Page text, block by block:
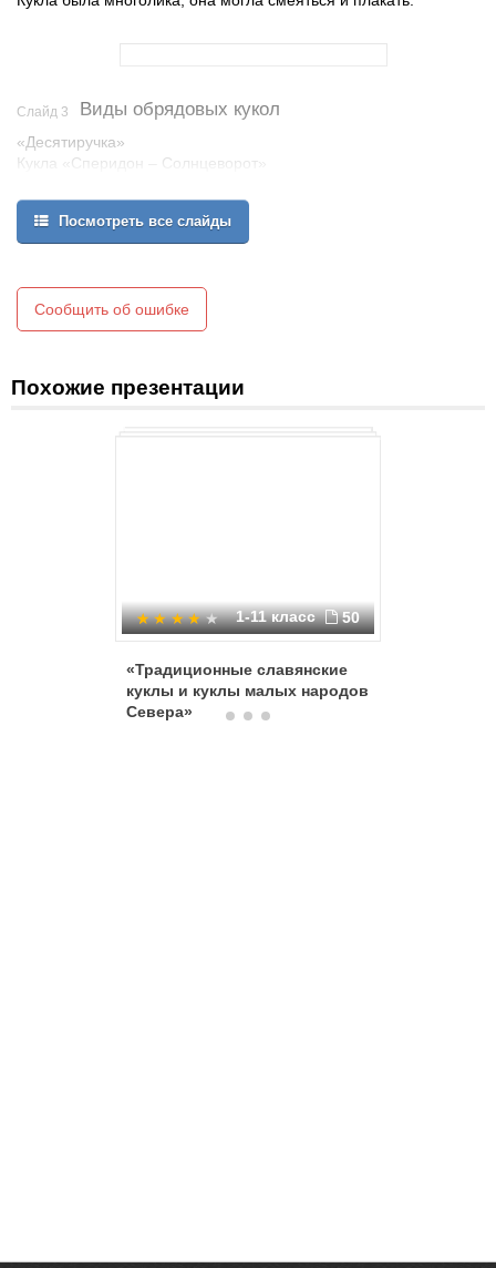
Слайд 3 Виды обрядовых кукол
«Десятиручка»
Кукла «Сперидон – Солнцеворот»
Кукла «Крупеничка»
Кукла «Кубышка – Травница»
Кукла «Коляда»
«Колокольчик»
«Капуста»
«Девка – Баба»
«Толстушка – Костромушка»
«Отдарок на подарок»
Посмотреть все слайды
Сообщить об ошибке
Похожие презентации
1-11 класс 50
«Традиционные славянские
куклы и куклы малых народов
Севера»